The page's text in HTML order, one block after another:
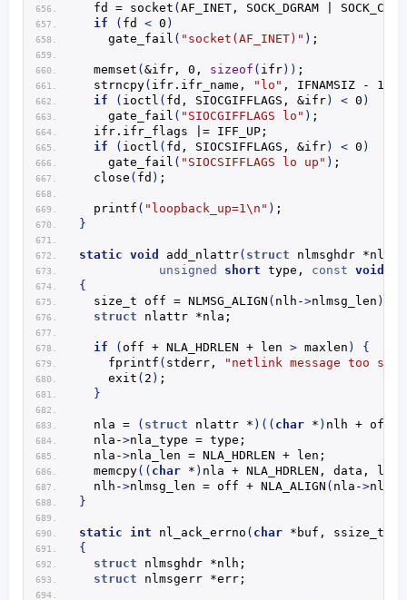
  fd =
socket ( AF_INET, SOCK_DGRAM |
if
( fd < 0 )
gate_fail ( "socket(AF_INET)" ) ;
memset ( &ifr, 0, sizeof ( ifr)) ;
strncpy( ifr. ifr_name , "lo" , IFNAMSIZ - 1
if
( ioctl ( fd, SIOCGIFFLAGS, &ifr) < 0 )
gate_fail ( "SIOCGIFFLAGS lo" ) ;
  ifr.
ifr_flags |= IFF_UP;
if
( ioctl ( fd, SIOCSIFFLAGS, &ifr) < 0 )
gate_fail ( "SIOCSIFFLAGS lo up" ) ;
close ( fd ) ;
printf ( "loopback_up=1\n" ) ;
}
static void add_nlattr( struct nlmsghdr *nlh,
unsigned
short type, const void
{
  size_t off =
NLMSG_ALIGN ( nlh->nlmsg_len )
struct nlattr *nla;
if ( off + NLA_HDRLEN + len > maxlen )
{
fprintf ( stderr,
"netlink message too
exit ( 2 ) ;
}
  nla =
( struct nlattr * )(( char * ) nlh + off
  nla-
>nla_type = type;
  nla-
>nla_len = NLA_HDRLEN + len;
memcpy(( char * ) nla + NLA_HDRLEN, data, len
  nlh-
>nlmsg_len = off + NLA_ALIGN ( nla->
}
static int nl_ack_errno ( char *buf, ssize_t
{
struct nlmsghdr *nlh;
struct nlmsgerr *err;